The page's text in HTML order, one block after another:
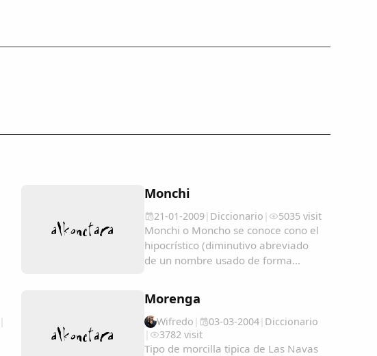
Monchi
21-01-2009| Diccionario | 5035 visit
Monchi o Moncho se conoce cono el
hipocrístico (diminutivo abreviado
de un nombre usado de forma
utiliza como un sinónimo de
Tonto/a....
|
Morenga
Wifredo | 03-03-2004| Diccionario
|
3782 visit
Tipo de morcilla tipica de Las Navas